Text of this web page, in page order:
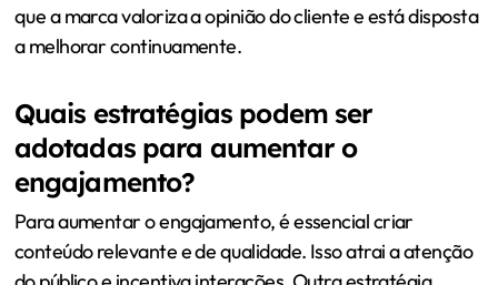
que a marca valoriza a opinião do cliente e está disposta
a melhorar continuamente.
Quais estratégias podem ser
adotadas para aumentar o
engajamento?
Para aumentar o engajamento, é essencial criar
conteúdo relevante e de qualidade. Isso atrai a atenção